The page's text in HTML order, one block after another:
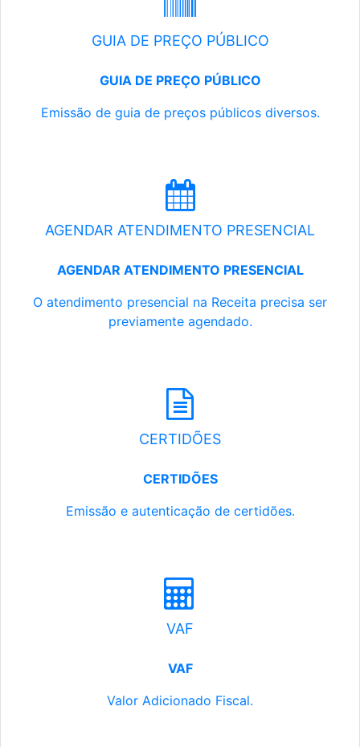
GUIA DE PREÇO PÚBLICO
GUIA DE PREÇO PÚBLICO
Emissão de guia de preços públicos diversos.
AGENDAR ATENDIMENTO PRESENCIAL
AGENDAR ATENDIMENTO PRESENCIAL
O atendimento presencial na Receita precisa ser
previamente agendado.
CERTIDÕES
CERTIDÕES
Emissão e autenticação de certidões.
VAF
VAF
Valor Adicionado Fiscal.